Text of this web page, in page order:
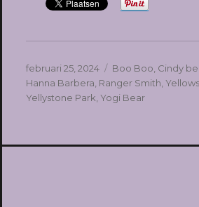
Geplaatst
op
februari 25, 2024 Tags
Boo Boo Cindy
Hanna Barbera Ranger Smith
Yellystone Park Yogi Bear